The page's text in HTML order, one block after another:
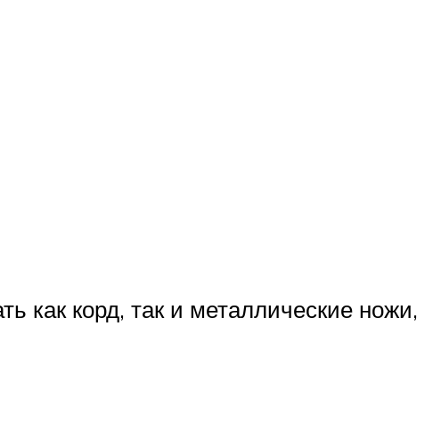
как корд, так и металлические ножи,